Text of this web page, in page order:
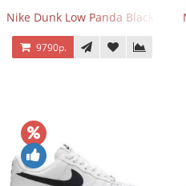
Nike Dunk Low Panda Black
9790р.